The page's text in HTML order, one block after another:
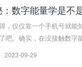
数字能量学是不
，仅仅靠一个手机号就能
吧。确实，在没接触数字
2023-09-29